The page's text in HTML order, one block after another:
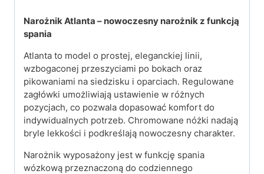
Narożnik Atlanta – nowoczesny narożnik z funkcją
spania
Atlanta to model o prostej, eleganckiej linii,
wzbogaconej przeszyciami po bokach oraz
pikowaniami na siedzisku i oparciach. Regulowane
zagłówki umożliwiają ustawienie w różnych
pozycjach, co pozwala dopasować komfort do
indywidualnych potrzeb. Chromowane nóżki nadają
bryle lekkości i podkreślają nowoczesny charakter.
Narożnik wyposażony jest w funkcję spania
wózkową przeznaczoną do codziennego